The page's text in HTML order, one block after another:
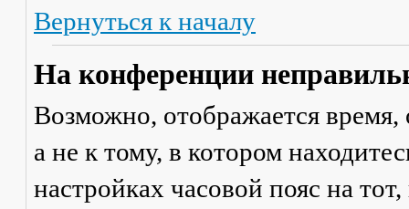
Вернуться к началу
На конференции
Возможно, отображается время,
а не к тому, в котором
настройках часовой пояс на